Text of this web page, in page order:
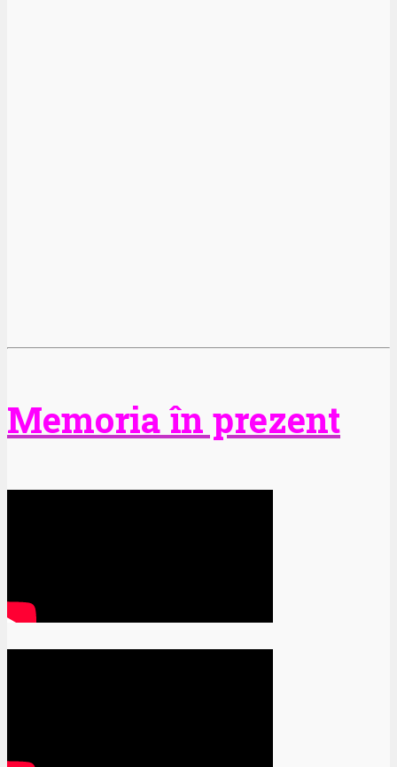
Memoria în prezent